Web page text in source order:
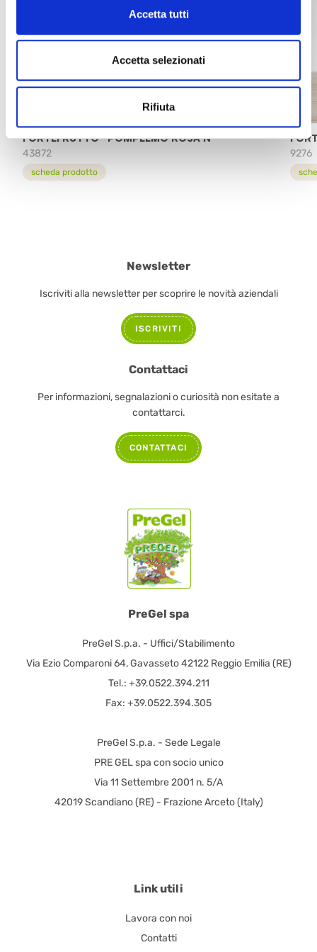
Accetta tutti
Accetta selezionati
Rifiuta
FORTEFRUTTO® POMPELMO ROSA N
43872
scheda prodotto
9276
PreGel spa
PreGel S.p.a. - Uffici/Stabilimento
Via Ezio Comparoni 64, Gavasseto 42122 Reggio Emilia (RE)
Tel.: +39.0522.394.211
Fax: +39.0522.394.305
PreGel S.p.a. - Sede Legale
PRE GEL spa con socio unico
Via 11 Settembre 2001 n. 5/A
42019 Scandiano (RE) - Frazione Arceto (Italy)
Link utili
Lavora con noi
Contatti
Newsletter
Iscriviti alla newsletter per scoprire le novità aziendali
ISCRIVITI
Contattaci
Per informazioni, segnalazioni o curiosità non esitate a
contattarci.
CONTATTACI